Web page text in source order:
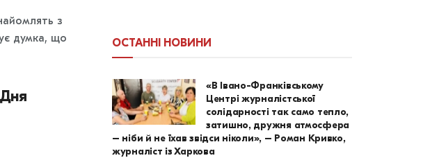
з
думка, що
ОСТАННІ НОВИНИ
«В Івано-Франківському
Центрі журналістської
солідарності так само тепло,
затишно, дружня атмосфера
– ніби й не їхав звідси ніколи», – Роман Кривко,
журналіст із Харкова